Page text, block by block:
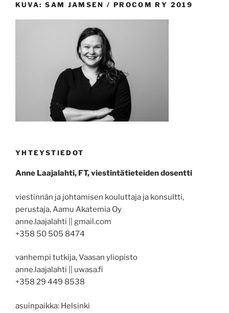
KUVA: SAM JAMSEN / PROCOM RY 2019
YHTEYSTIEDOT
Anne Laajalahti, FT, viestintätieteiden dosentti
viestinnän ja johtamisen kouluttaja ja konsultti,
perustaja, Aamu Akatemia Oy
anne.laajalahti || gmail.com
+358 50 505 8474
vanhempi tutkija, Vaasan yliopisto
anne.laajalahti || uwasa.fi
+358 29 449 8538
asuinpaikka: Helsinki